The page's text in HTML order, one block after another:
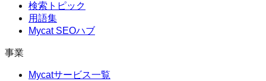
検索トピック
用語集
Mycat SEOハブ
事業
Mycatサービス一覧